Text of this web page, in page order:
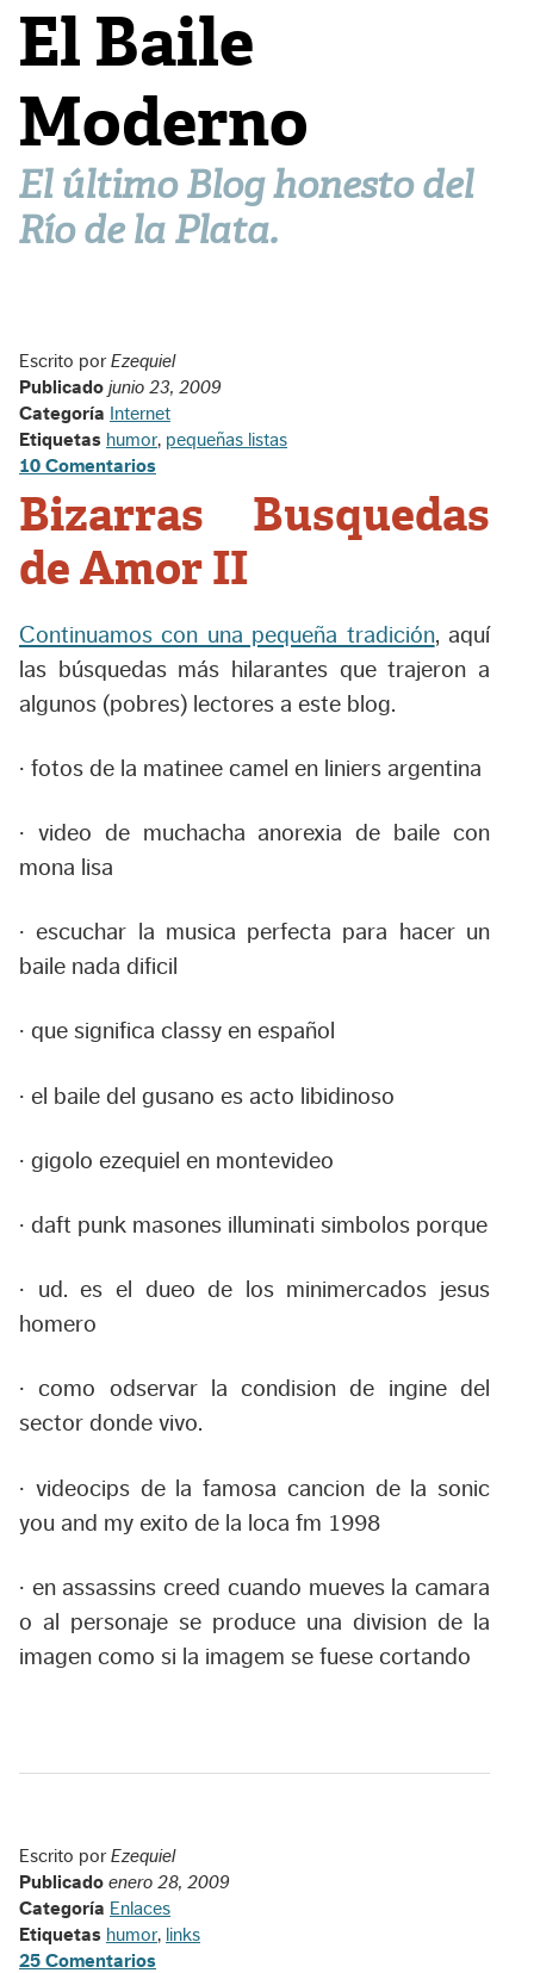
El Baile
Moderno
El último Blog honesto del
Río de la Plata.
Escrito porEzequiel
Publicado junio 23, 2009
Categoría
Internet
Etiquetas humor, pequeñas listas
10 Comentarios
Bizarras Busquedas
de Amor II
Continuamos con una pequeña tradición, aquí
las búsquedas más hilarantes que trajeron a
algunos (pobres) lectores a este blog.
· fotos de la matinee camel en liniers argentina
· video de muchacha anorexia de baile con
mona lisa
· escuchar la musica perfecta para hacer un
baile nada dificil
· que significa classy en español
· el baile del gusano es acto libidinoso
· gigolo ezequiel en montevideo
· daft punk masones illuminati simbolos porque
· ud. es el dueo de los minimercados jesus
homero
· como odservar la condision de ingine del
sector donde vivo.
· videocips de la famosa cancion de la sonic
you and my exito de la loca fm 1998
· en assassins creed cuando mueves la camara
o al personaje se produce una division de la
imagen como si la imagem se fuese cortando
Escrito porEzequiel
Publicado enero 28, 2009
Categoría Enlaces
Etiquetas humor, links
25 Comentarios